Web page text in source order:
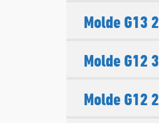
Molde G13 2
Molde G12 3
Molde G12 2